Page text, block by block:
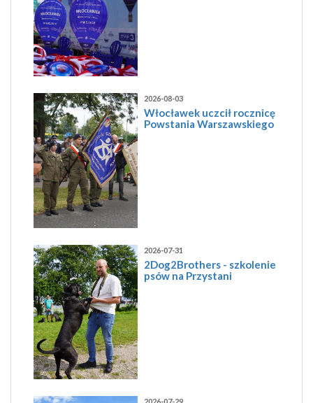
2026-08-03
Włocławek uczcił rocznicę
Powstania Warszawskiego
2026-07-31
2Dog2Brothers - szkolenie
psów na Przystani